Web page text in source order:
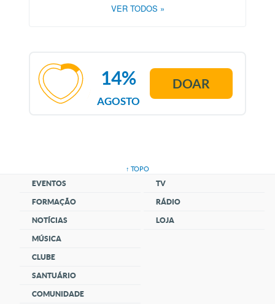
VER TODOS »
AGOSTO
14% DOAR
↑ TOPO
EVENTOS
FORMAÇÃO
NOTÍCIAS
MÚSICA
CLUBE
SANTUÁRIO
COMUNIDADE
TV
RÁDIO
LOJA